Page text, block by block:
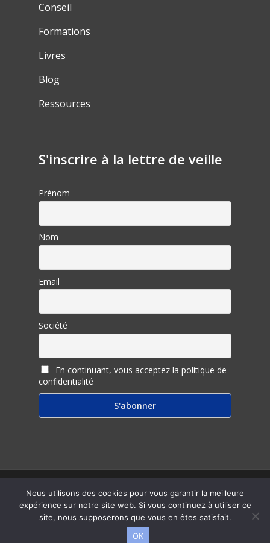
Conseil
Formations
Livres
Blog
Ressources
S'inscrire à la lettre de veille
Prénom
Nom
Email
Société
En continuant, vous acceptez la politique de
confidentialité
© 2026 Inter Ligere.
twitterfacebook
linkedinyoutubeRSS email
Nous utilisons des cookies pour vous garantir la meilleure
expérience sur notre site web. Si vous continuez à utiliser ce
site, nous supposerons que vous en êtes satisfait.
OK